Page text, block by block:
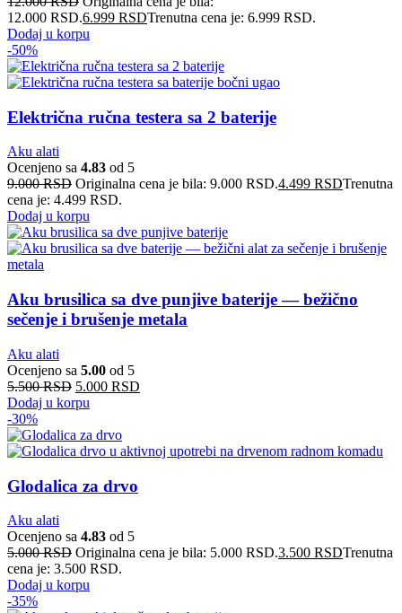
12.000 RSD.6.999 RSDTrenutna cena je: 6.999 RSD.
Dodaj u korpu
-50%
Električna ručna testera sa 2 baterije
Aku alati
Ocenjeno sa 4.83 od 5
9.000RSD Originalna cena je bila: 9.000 RSD.4.499 RSDTrenutna
cena je: 4.499 RSD.
Dodaj u korpu
Aku brusilica sa dve punjive baterije — bežično
sečenje i brušenje metala
Aku alati
Ocenjeno sa 5.00 od 5
5.500RSD 5.000 RSD
Dodaj u korpu
-30%
Glodalica za drvo
Aku alati
Ocenjeno sa 4.83 od 5
5.000RSD Originalna cena je bila: 5.000 RSD.3.500 RSDTrenutna
cena je: 3.500 RSD.
Dodaj u korpu
-35%